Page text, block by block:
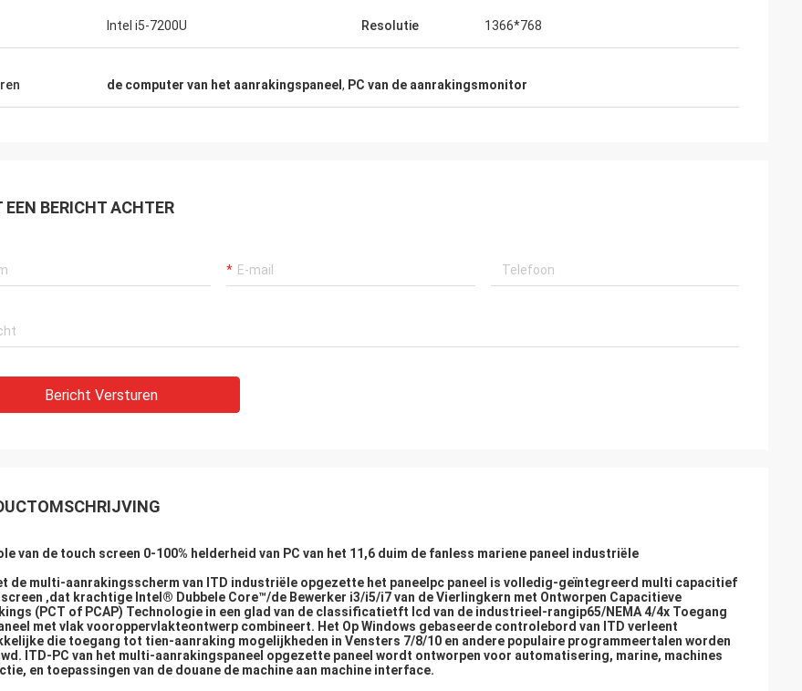
Intel i5-7200U Resolutie 1366*768
de computer van het aanrakingspaneel , PC van de aanrakingsmonitor
EEN BERICHT ACHTER
Bericht Versturen
van de touch screen 0-100% helderheid van PC van het 11,6 duim de fanless mariene paneel industriële
de multi-aanrakingsscherm van ITD industriële opgezette het paneelpc paneel is volledig-geïntegreerd multi capacitief
‚dat krachtige Intel® Dubbele Core™/de Bewerker i3/i5/i7 van de Vierlingkern met Ontworpen Capacitieve
(PCT of PCAP) Technologie in een glad van de classificatietft lcd van de industrieel-rangip65/NEMA 4/4x Toegang
met vlak vooroppervlakteontwerp combineert. Het Op Windows gebaseerde controlebord van ITD verleent
die toegang tot tien-aanraking mogelijkheden in Vensters 7/8/10 en andere populaire programmeertalen worden
ITD-PC van het multi-aanrakingspaneel opgezette paneel wordt ontworpen voor automatisering, marine, machines
en toepassingen van de douane de machine aan machine interface.